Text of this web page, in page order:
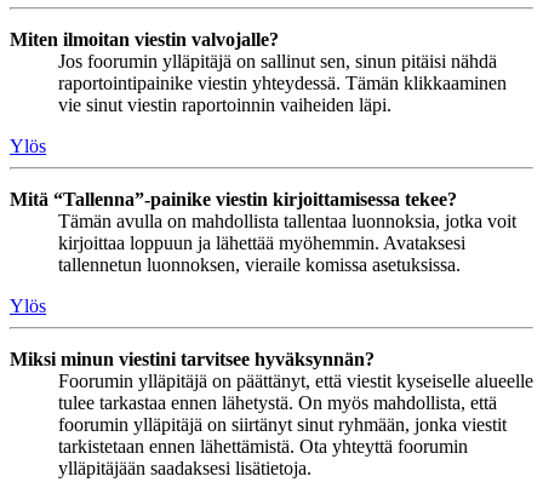
Miten ilmoitan viestin valvojalle?
Jos foorumin ylläpitäjä on sallinut sen, sinun pitäisi nähdä
raportointipainike viestin yhteydessä. Tämän klikkaaminen
vie sinut viestin raportoinnin vaiheiden läpi.
Ylös
Mitä “Tallenna”-painike viestin kirjoittamisessa tekee?
Tämän avulla on mahdollista tallentaa luonnoksia, jotka voit
kirjoittaa loppuun ja lähettää myöhemmin. Avataksesi
tallennetun luonnoksen, vieraile komissa asetuksissa.
Ylös
Miksi minun viestini tarvitsee hyväksynnän?
Foorumin ylläpitäjä on päättänyt, että viestit kyseiselle alueelle
tulee tarkastaa ennen lähetystä. On myös mahdollista, että
foorumin ylläpitäjä on siirtänyt sinut ryhmään, jonka viestit
tarkistetaan ennen lähettämistä. Ota yhteyttä foorumin
ylläpitäjään saadaksesi lisätietoja.